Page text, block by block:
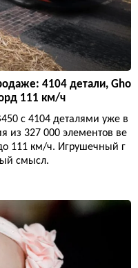
4104 детали, Gho
111 км/ч
с 4104 деталями уже в
из 327 000 элементов ве
111 км/ч. Игрушечный г
смысл.